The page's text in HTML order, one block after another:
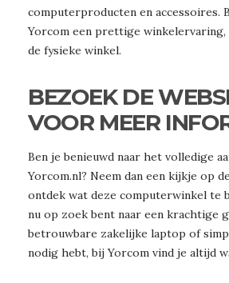
computerproducten en accessoires.
Yorcom een prettige winkelervaring,
de fysieke winkel.
BEZOEK DE
VOOR MEER
Ben je benieuwd naar het volledige
Yorcom.nl? Neem dan een kijkje op
ontdek wat deze computerwinkel te
nu op zoek bent naar een krachtige
betrouwbare zakelijke laptop of
nodig hebt, bij Yorcom vind je altijd